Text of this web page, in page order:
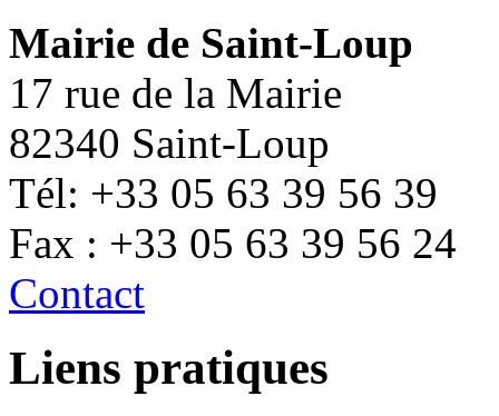
Mairie de Saint-Loup
17 rue de la Mairie
82340 Saint-Loup
Tél: +33 05 63 39 56 39
Fax : +33 05 63 39 56 24
Contact
Liens pratiques